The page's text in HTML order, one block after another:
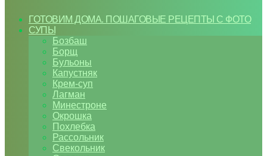
ГОТОВИМ ДОМА. ПОШАГОВЫЕ РЕЦЕПТЫ С ФОТО
СУПЫ
Бозбаш
Борщ
Бульоны
Капустняк
Крем-суп
Лагман
Минестроне
Окрошка
Похлебка
Рассольник
Свекольник